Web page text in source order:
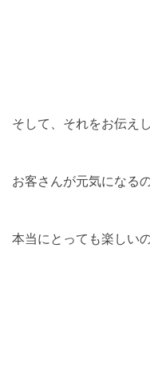
そして、それをお伝え
お客さんが元気になる
本当にとっても楽しい